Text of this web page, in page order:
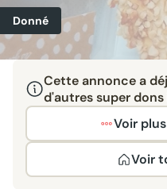
Donné
Cette annonce a
d'autres super dons
Voir
Voir